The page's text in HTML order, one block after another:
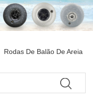
Rodas De Balão De Areia